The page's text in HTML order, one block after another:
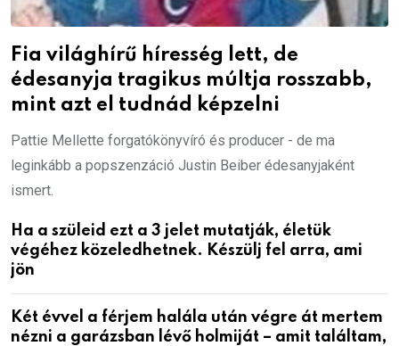
Fia világhírű híresség lett, de
édesanyja tragikus múltja rosszabb,
mint azt el tudnád képzelni
Pattie Mellette forgatókönyvíró és producer - de ma
leginkább a popszenzáció Justin Beiber édesanyjaként
ismert.
Ha a szüleid ezt a 3 jelet mutatják, életük
végéhez közeledhetnek. Készülj fel arra, ami
jön
Két évvel a férjem halála után végre át mertem
nézni a garázsban lévő holmiját – amit találtam,